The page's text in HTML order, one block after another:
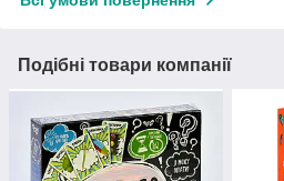
Подібні товари компанії